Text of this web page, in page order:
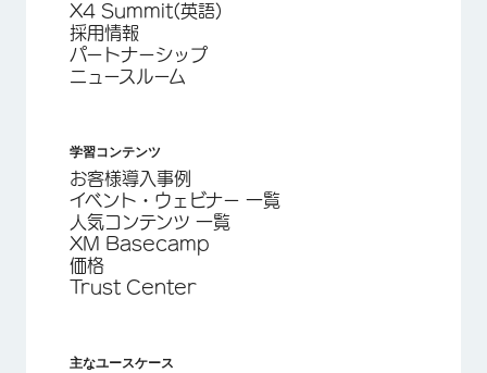
X4 Summit(英語)
採用情報
パートナーシップ
ニュースルーム
学習コンテンツ
お客様導入事例
イベント・ウェビナー 一覧
人気コンテンツ 一覧
XM Basecamp
価格
Trust Center
主なユースケース